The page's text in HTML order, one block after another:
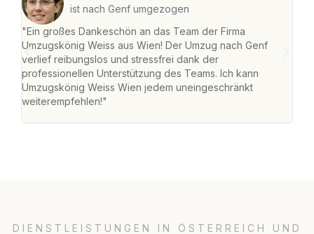
ist nach Genf umgezogen
"Ein großes Dankeschön an das Team der Firma
Umzugskönig Weiss aus Wien! Der Umzug nach Genf
verlief reibungslos und stressfrei dank der
professionellen Unterstützung des Teams. Ich kann
Umzugskönig Weiss Wien jedem uneingeschränkt
weiterempfehlen!"
DIENSTLEISTUNGEN IN ÖSTERREICH UND